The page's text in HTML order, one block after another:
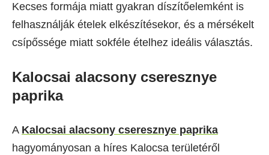
Kecses formája miatt gyakran díszítőelemként is
felhasználják ételek elkészítésekor, és a mérsékelt
csípőssége miatt sokféle ételhez ideális választás.
Kalocsai alacsony cseresznye
paprika
A Kalocsai alacsony cseresznye paprika
hagyományosan a híres Kalocsa területéről